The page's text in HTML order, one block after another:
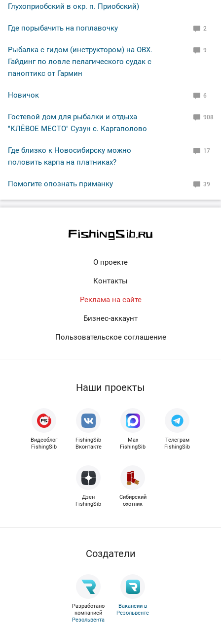
Глухоприобский в окр. п. Приобский)
Где порыбачить на поплавочку 2
Рыбалка с гидом (инструктором) на ОВХ.
Гайдинг по ловле пелагического судак с
паноптикс от Гармин
9
Новичок 6
Гостевой дом для рыбалки и отдыха
"КЛЁВОЕ МЕСТО" Сузун с. Каргаполово
908
Где близко к Новосибирску можно
половить карпа на платниках?
17
Помогите опознать приманку 39
О проекте
Контакты
Реклама на сайте
Бизнес-аккаунт
Пользовательское соглашение
Наши проекты
Видеоблог
FishingSib
FishingSib
Вконтакте
Max
FishingSib
Телеграм
FishingSib
Дзен
FishingSib
Сибирский
охотник
Cоздатели
Разработано
компанией
Резольвента
Вакансии в
Резольвенте